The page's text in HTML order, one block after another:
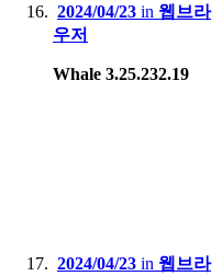
2024/04/23 in 웹브라
우저
Whale 3.25.232.19
2024/04/23 in 웹브라